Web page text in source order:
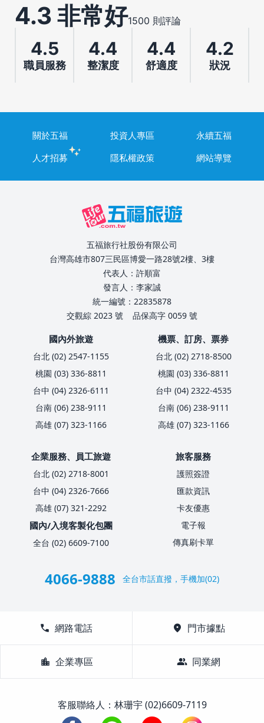
4.3 非常好1500 則評論
4.5
職員服務
4.4
整潔度
4.4
舒適度
4.2
狀況
關於五福 投資人專區
永續五福
人才招募
隱私權政策 網站導覽
五福旅行社股份有限公司
台灣高雄市807三民區博愛一路28號2樓、3樓
代表人：許順富
發言人：李家誠
統一編號：22835878
交觀綜 2023 號
品保高字 0059 號
國內外旅遊
台北 (02) 2547-1155
桃園 (03) 336-8811
台中 (04) 2326-6111
台南 (06) 238-9111
高雄 (07) 323-1166
機票、訂房、票券
台北 (02) 2718-8500
桃園 (03) 336-8811
台中 (04) 2322-4535
台南 (06) 238-9111
高雄 (07) 323-1166
企業服務、員工旅遊
台北 (02) 2718-8001
台中 (04) 2326-7666
高雄 (07) 321-2292
國內/入境客製化包團
全台 (02) 6609-7100
旅客服務
護照簽證
匯款資訊
卡友優惠
電子報
傳真刷卡單
4066-9888 全台市話直撥，手機加(02)
call 網路電話 location_on 門市據點
location_city 企業專區 group 同業網
客服聯絡人：林珊宇 (02)6609-7119